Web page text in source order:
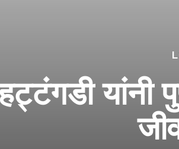
हट्टंगडी